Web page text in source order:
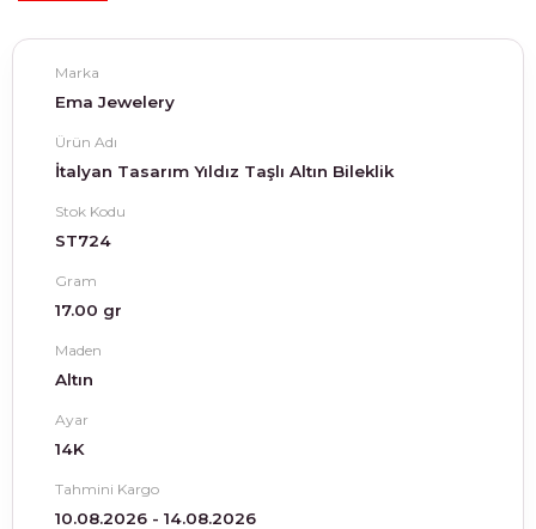
Marka
Ema Jewelery
Ürün Adı
İtalyan Tasarım Yıldız Taşlı Altın Bileklik
Stok Kodu
ST724
Gram
17.00 gr
Maden
Altın
Ayar
14K
Tahmini Kargo
10.08.2026 - 14.08.2026